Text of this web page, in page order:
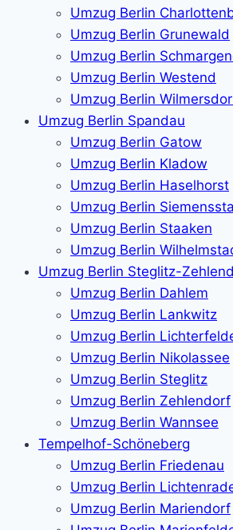
Umzug Berlin
Umzug Berlin Grunewald
Umzug Berlin
Umzug Berlin Westend
Umzug Berlin
Umzug Berlin Spandau
Umzug Berlin Gatow
Umzug Berlin Kladow
Umzug Berlin Haselhorst
Umzug Berlin
Umzug Berlin Staaken
Umzug Berlin
Umzug Berlin Steglitz-
Umzug Berlin Dahlem
Umzug Berlin Lankwitz
Umzug Berlin
Umzug Berlin Nikolassee
Umzug Berlin Steglitz
Umzug Berlin Zehlendorf
Umzug Berlin Wannsee
Tempelhof-Schöneberg
Umzug Berlin Friedenau
Umzug Berlin
Umzug Berlin Mariendorf